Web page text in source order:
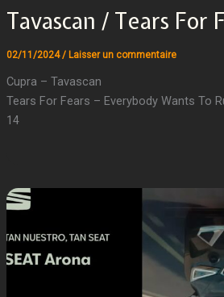
Tavascan / Tears For
02/11/2024/ Laisser un commentaire
Cupra – Tavascan
Tears For Fears – Everybody Wants To
14